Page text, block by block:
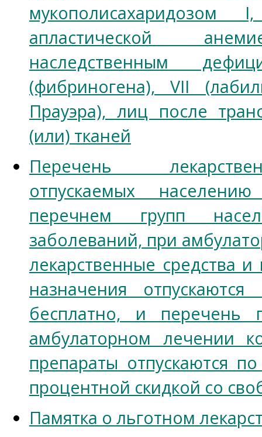
апластической
наследственным
(фибриногена), VII
Прауэра), лиц после
(или) тканей
Перечень
отпускаемых
перечнем групп
заболеваний, при
лекарственные средства
назначения
бесплатно, и перечень
амбулаторном лечении
препараты отпускаются
процентной скидкой со
Памятка о льготном